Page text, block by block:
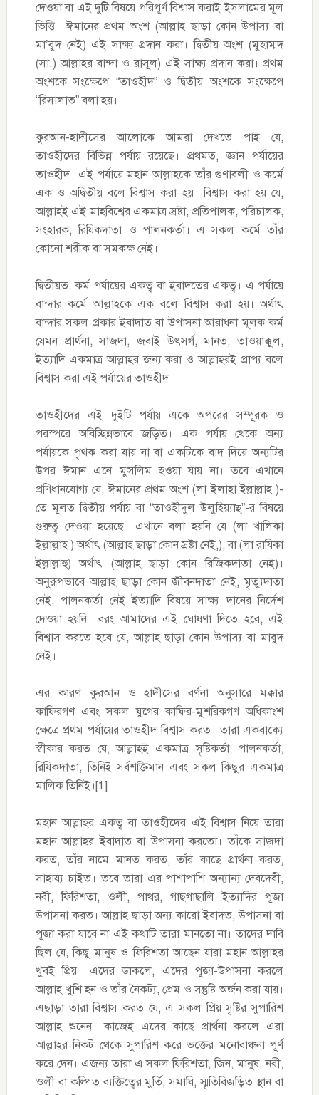
দেওয়া বা এই দুটি বিষয়ে পরিপূর্ণ বিশ্বাস করাই ইসলামের মূল
ভিত্তি। ঈমানের প্রথম অংশ (আল্লাহ ছাড়া কোন উপাস্য বা
মা’বুদ নেই) এই সাক্ষ্য প্রদান করা। দ্বিতীয় অংশ (মুহাম্মদ
(সা.) আল্লাহর বান্দা ও রাসূল) এই সাক্ষ্য প্রদান করা। প্রথম
অংশকে সংক্ষেপে “তাওহীদ” ও দ্বিতীয় অংশকে সংক্ষেপে
“রিসালাত” বলা হয়।
কুরআন-হাদীসের আলোকে আমরা দেখতে পাই যে,
তাওহীদের বিভিন্ন পর্যায় রয়েছে। প্রথমত, জ্ঞান পর্যায়ের
তাওহীদ। এই পর্যায়ে মহান আল্লাহকে তাঁর গুণাবলী ও কর্মে
এক ও অদ্বিতীয় বলে বিশ্বাস করা হয়। বিশ্বাস করা হয় যে,
আল্লাহই এই মাহবিশ্বের একমাত্র স্রষ্টা, প্রতিপালক, পরিচালক,
সংহারক, রিযিকদাতা ও পালনকর্তা। এ সকল কর্মে তাঁর
কোনো শরীক বা সমকক্ষ নেই।
দ্বিতীয়ত, কর্ম পর্যায়ের একত্ব বা ইবাদতের একত্ব। এ পর্যায়ে
বান্দার কর্মে আল্লাহকে এক বলে বিশ্বাস করা হয়। অর্থাৎ
বান্দার সকল প্রকার ইবাদাত বা উপাসনা আরাধনা মূলক কর্ম
যেমন প্রার্থনা, সাজদা, জবাই উৎসর্গ, মানত, তাওয়াক্কুল,
ইত্যাদি একমাত্র আল্লাহর জন্য করা ও আল্লাহরই প্রাপ্য বলে
বিশ্বাস করা এই পর্যায়ের তাওহীদ।
তাওহীদের এই দুইটি পর্যায় একে অপরের সম্পূরক ও
পরস্পরে অবিচ্ছিন্নভাবে জড়িত। এক পর্যায় থেকে অন্য
পর্যায়কে পৃথক করা যায় না বা একটিকে বাদ দিয়ে অন্যটির
উপর ঈমান এনে মুসলিম হওয়া যায় না। তবে এখানে
প্রণিধানযোগ্য যে, ঈমানের প্রথম অংশ (লা ইলাহা ইল্লাল্লাহ )-
তে মূলত দ্বিতীয় পর্যায় বা “তাওহীদুল উলুহিয়্যাহ্”-র বিষয়ে
গুরুত্ব দেওয়া হয়েছে। এখানে বলা হয়নি যে (লা খালিকা
ইল্লাল্লাহ ) অর্থাৎ (আল্লাহ ছাড়া কোন স্রষ্টা নেই,), বা (লা রাযিকা
ইল্লাল্লাহু) অর্থাৎ (আল্লাহ ছাড়া কোন রিজিকদাতা নেই)।
অনুরূপভাবে আল্লাহ ছাড়া কোন জীবনদাতা নেই, মৃত্যুদাতা
নেই, পালনকর্তা নেই ইত্যাদি বিষয়ে সাক্ষ্য দানের নির্দেশ
দেওয়া হয়নি। বরং আমাদের এই ঘোষণা দিতে হবে, এই
বিশ্বাস করতে হবে যে, আল্লাহ ছাড়া কোন উপাস্য বা মাবুদ
নেই।
এর কারণ কুরআন ও হাদীসের বর্ণনা অনুসারে মক্কার
কাফিরগণ এবং সকল যুগের কাফির-মুশরিকগণ অধিকাংশ
ক্ষেত্রে প্রথম পর্যায়ের তাওহীদ বিশ্বাস করত। তারা একবাক্যে
স্বীকার করত যে, আল্লাহই একমাত্র সৃষ্টিকর্তা, পালনকর্তা,
রিযিকদাতা, তিনিই সর্বশক্তিমান এবং সকল কিছুর একমাত্র
মালিক তিনিই।[1]
মহান আল্লাহর একত্ব বা তাওহীদের এই বিশ্বাস নিয়ে তারা
মহান আল্লাহর ইবাদাত বা উপাসনা করতো। তাঁকে সাজদা
করত, তাঁর নামে মানত করত, তাঁর কাছে প্রার্থনা করত,
সাহায্য চাইত। তবে তারা এর পাশাপাশি অন্যান্য দেবদেবী,
নবী, ফিরিশতা, ওলী, পাথর, গাছগাছালি ইত্যাদির পূজা
উপাসনা করত। আল্লাহ ছাড়া অন্য কারো ইবাদত, উপাসনা বা
পূজা করা যাবে না এই কথাটি তারা মানতো না। তাদের দাবি
ছিল যে, কিছু মানুষ ও ফিরিশতা আছেন যারা মহান আল্লাহর
খুবই প্রিয়। এদের ডাকলে, এদের পূজা-উপাসনা করলে
আল্লাহ খুশি হন ও তাঁর নৈকট্য, প্রেম ও সন্তুষ্টি অর্জন করা যায়।
এছাড়া তারা বিশ্বাস করত যে, এ সকল প্রিয় সৃষ্টির সুপারিশ
আল্লাহ শুনেন। কাজেই এদের কাছে প্রার্থনা করলে এরা
আল্লাহর নিকট থেকে সুপারিশ করে ভক্তের মনোবাঞ্চনা পূর্ণ
করে দেন। এজন্য তারা এ সকল ফিরিশতা, জিন, মানুষ, নবী,
ওলী বা কল্পিত ব্যক্তিত্বের মুর্তি, সমাধি, স্মৃতিবিজড়িত স্থান বা